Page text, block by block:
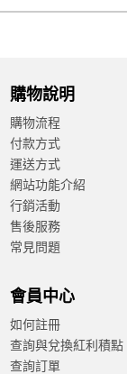
購物說明
購物流程
付款方式
運送方式
網站功能介紹
行銷活動
售後服務
常見問題
會員中心
如何註冊
查詢與兌換紅利積點
查詢訂單